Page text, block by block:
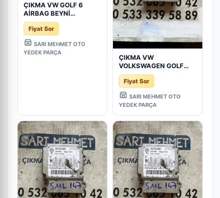
ÇIKMA VW GOLF 6
AİRBAG BEYNİ
5K0959655D , 5K0 959
655 D - Konya Çıkma
Parça
Fiyat Sor
SARI MEHMET OTO
YEDEK PARÇA
ÇIKMA VW
VOLKSWAGEN GOLF
5K0 959 655D
5K0959655D AIRBAG
BEYNİ - Konya Çıkma
Parça
Fiyat Sor
SARI MEHMET OTO
YEDEK PARÇA